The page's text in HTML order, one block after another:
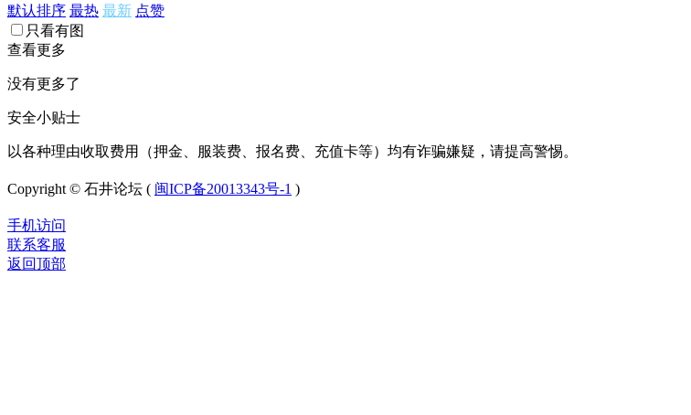
默认排序 最热 最新 点赞
只看有图
查看更多
没有更多了
安全小贴士
以各种理由收取费用（押金、服装费、报名费、充值卡等）均有诈骗嫌疑，请提高警惕。
Copyright © 石井论坛 ( 闽ICP备20013343号-1 )
手机访问
联系客服
返回顶部